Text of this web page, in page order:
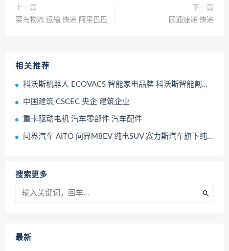
上一篇
菜鸟物流 运输 快递 阿里巴巴
下一篇
圆通速递 快递
相关推荐
科沃斯机器人 ECOVACS 智能家电品牌 科沃斯智能割草机器人
中国建筑 CSCEC 央企 建筑企业
重卡驱动电机 汽车零部件 汽车配件
问界汽车 AITO 问界M8EV 纯电SUV 赛力斯汽车旗下纯电品牌
搜索更多
最新